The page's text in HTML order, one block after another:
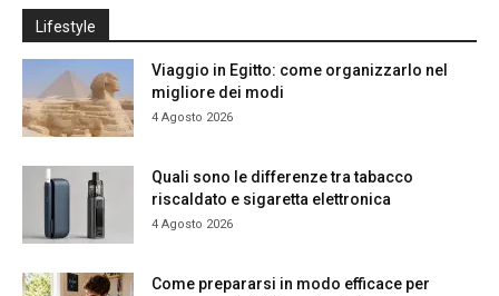
Lifestyle
Viaggio in Egitto: come organizzarlo nel
migliore dei modi
4 Agosto 2026
Quali sono le differenze tra tabacco
riscaldato e sigaretta elettronica
4 Agosto 2026
Come prepararsi in modo efficace per